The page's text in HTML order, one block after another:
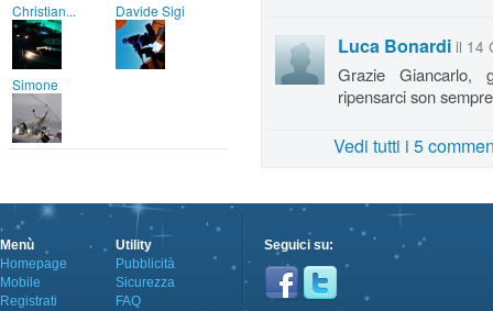
Christian... Davide Sigi
Simone
Luca Bonardi il 14
Grazie Giancarlo,
ripensarci son
Vedi tutti i 5
Menù
Homepage
Mobile
Registrati
Utility
Pubblicità
Sicurezza
FAQ
Seguici su: